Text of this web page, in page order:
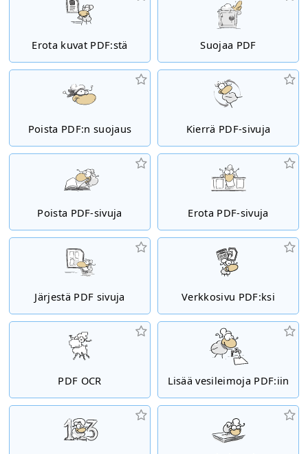
Erota kuvat PDF:stä Suojaa PDF
Poista PDF:n suojaus Kierrä PDF-sivuja
Poista PDF-sivuja Erota PDF-sivuja
Järjestä PDF sivuja Verkkosivu PDF:ksi
PDF OCR Lisää vesileimoja PDF:iin